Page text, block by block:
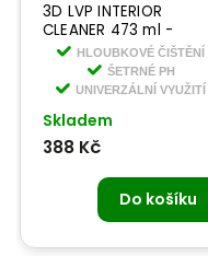
3D LVP INTERIOR
CLEANER 473 ml -
prémiový čistič na kůži,
vinyl a plasty v
interiéru
HLOUBKOVÉ ČIŠTĚNÍ
ŠETRNÉ PH
UNIVERZÁLNÍ VYUŽITÍ
Skladem
388 Kč
Do košíku